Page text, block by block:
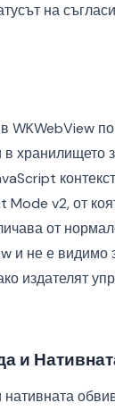
на
WKWebView
хранилището
v2, от
от
и не е видимо
издателят
и